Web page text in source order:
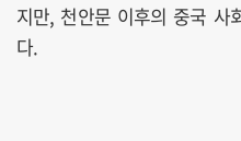
지만, 천안문 이후의 중국 사
다.